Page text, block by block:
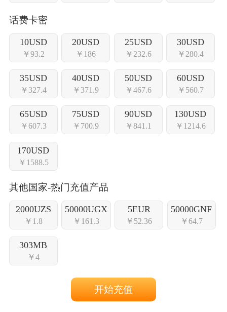
话费卡密
10USD
￥93.2
20USD
￥186
25USD
￥232.6
30USD
￥280.4
35USD
￥327.4
40USD
￥371.9
50USD
￥467.6
60USD
￥560.7
65USD
￥607.3
75USD
￥700.9
90USD
￥841.1
130USD
￥1214.6
170USD
￥1588.5
其他国家-热门充值产品
2000UZS
￥1.8
50000UGX
￥161.3
5EUR
￥52.36
50000GNF
￥64.7
303MB
￥4
开始充值